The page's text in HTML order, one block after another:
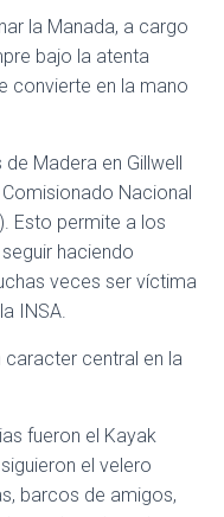
la Manada, a cargo
bajo la atenta
convierte en la mano
Madera en Gillwell
Nacional
Esto permite a los
haciendo
veces ser víctima
INSA.
caracter central en la
fueron el Kayak
el velero
barcos de amigos,